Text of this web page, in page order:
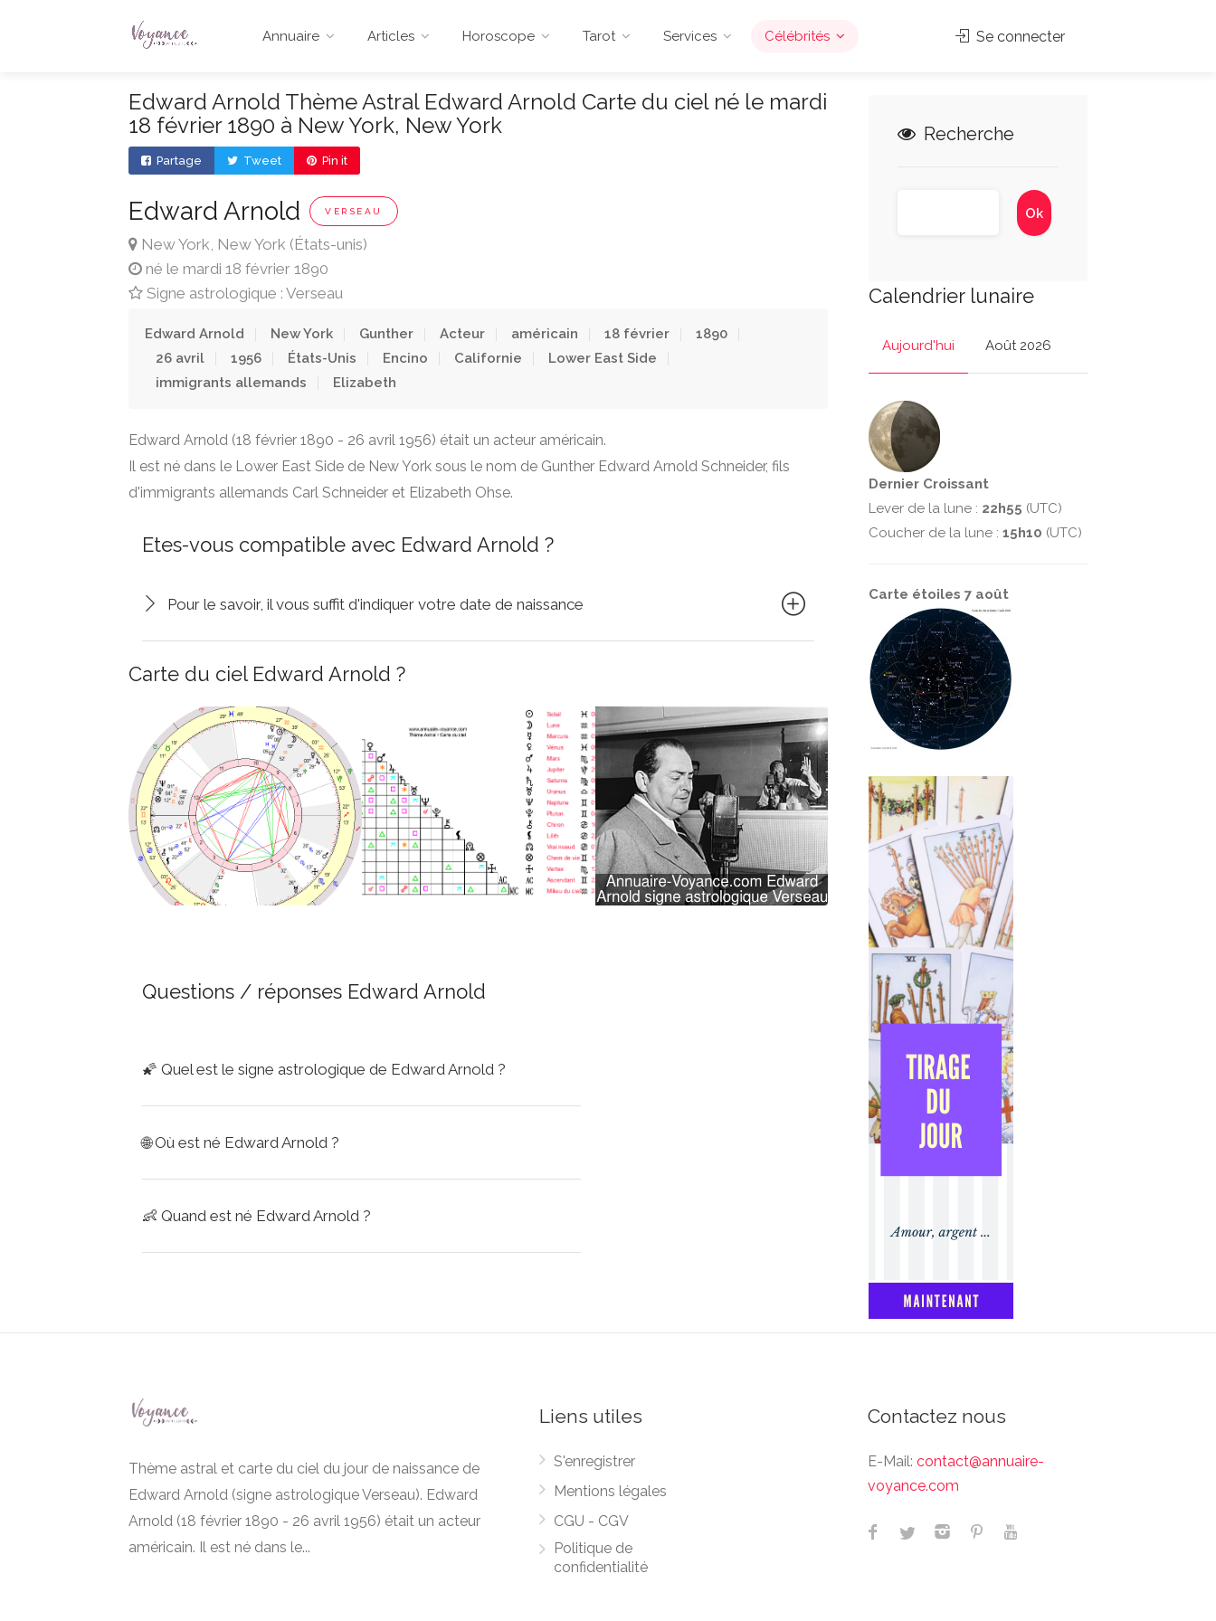
Annuaire Articles Horoscope Tarot Services Célébrités Se connecter
Edward Arnold Thème Astral Edward Arnold Carte du ciel né le mardi
18 février 1890 à New York, New York
Partage Tweet Pin it
Edward Arnold VERSEAU
New York, New York (États-unis)
né le mardi 18 février 1890
Signe astrologique : Verseau
Edward Arnold New York Gunther Acteur américain 18 février
1890
26 avril
1956 États-Unis Encino Californie
Lower East Side
immigrants allemands
Elizabeth
Edward Arnold (18 février 1890 - 26 avril 1956) était un acteur américain.
Il est né dans le Lower East Side de New York sous le nom de Gunther Edward Arnold Schneider, fils
d'immigrants allemands Carl Schneider et Elizabeth Ohse.
Etes-vous compatible avec Edward Arnold ?
Pour le savoir, il vous suffit d'indiquer votre date de naissance
Carte du ciel Edward Arnold ?
Questions / réponses Edward Arnold
🌠 Quel est le signe astrologique de Edward Arnold ?
🌐Où est né Edward Arnold ?
👶 Quand est né Edward Arnold ?
Recherche
Calendrier lunaire
Aujourd'hui Août 2026
Dernier Croissant
Lever de la lune : 22h55 (UTC)
Coucher de la lune : 15h10 (UTC)
Carte étoiles 7 août
Thème astral et carte du ciel du jour de naissance de
Edward Arnold (signe astrologique Verseau). Edward
Arnold (18 février 1890 - 26 avril 1956) était un acteur
américain. Il est né dans le...
Liens utiles
S'enregistrer
Mentions légales
CGU - CGV
Politique de
confidentialité
Contactez nous
E-Mail: contact@annuaire-
voyance.com